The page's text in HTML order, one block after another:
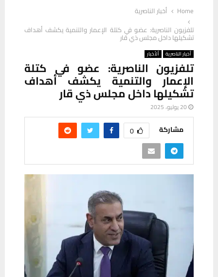
Home
أخبار الناصرية
تلفزيون الناصرية: عضو في كتلة الإعمار والتنمية يكشف أهداف
تشكيلها داخل مجلس ذي قار
أخبار الناصرية ألأخبار
تلفزيون الناصرية: عضو في كتلة
الإعمار والتنمية يكشف أهداف
تشكيلها داخل مجلس ذي قار
20 يوليو، 2025
مشاركة 0